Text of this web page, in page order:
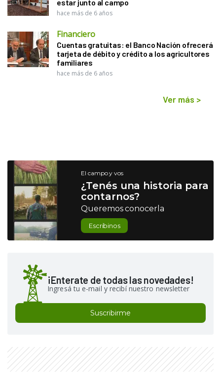
estar junto al campo
hace más de 6 años
Financiero
Cuentas gratuitas: el Banco Nación ofrecerá
tarjeta de débito y crédito a los agricultores
familiares
hace más de 6 años
Ver más >
El campo y vos
¿Tenés una historia para
contarnos?
Queremos conocerla
Escribinos
¡Enterate de todas las novedades!
Ingresá tu e-mail y recibí nuestro newsletter
Suscribirme